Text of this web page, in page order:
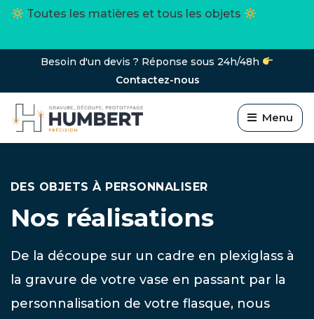
Toutes les matières et tous les objets
Besoin d'un devis ? Réponse sous 24h/48h
Contactez-nous
Menu
DES OBJETS À PERSONNALISER
Nos réalisations
De la découpe sur un cadre en plexiglass à
la gravure de votre vase en passant par la
personnalisation de votre flasque, nous